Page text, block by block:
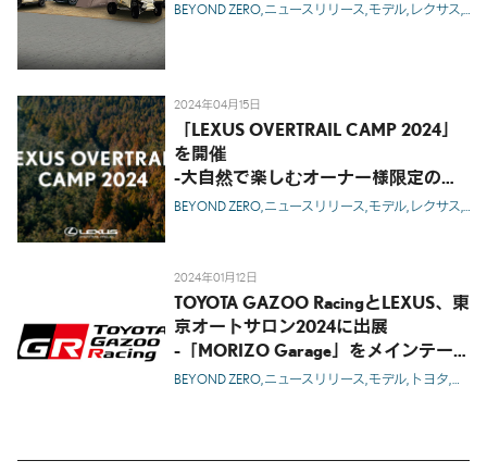
BEYOND ZERO ニュースリリース モデル レクサス GX
2024年04月15日
「LEXUS OVERTRAIL CAMP 2024」
を開催
-大自然で楽しむオーナー様限定のア
ウトドア体験イベントの募集を開始-
BEYOND ZERO ニュースリリース モデル レクサス
2024年01月12日
TOYOTA GAZOO RacingとLEXUS、東
京オートサロン2024に出展
-「MORIZO Garage」をメインテー
マとした出展内容を発表-
BEYOND ZERO ニュースリリース モデル トヨタ レク